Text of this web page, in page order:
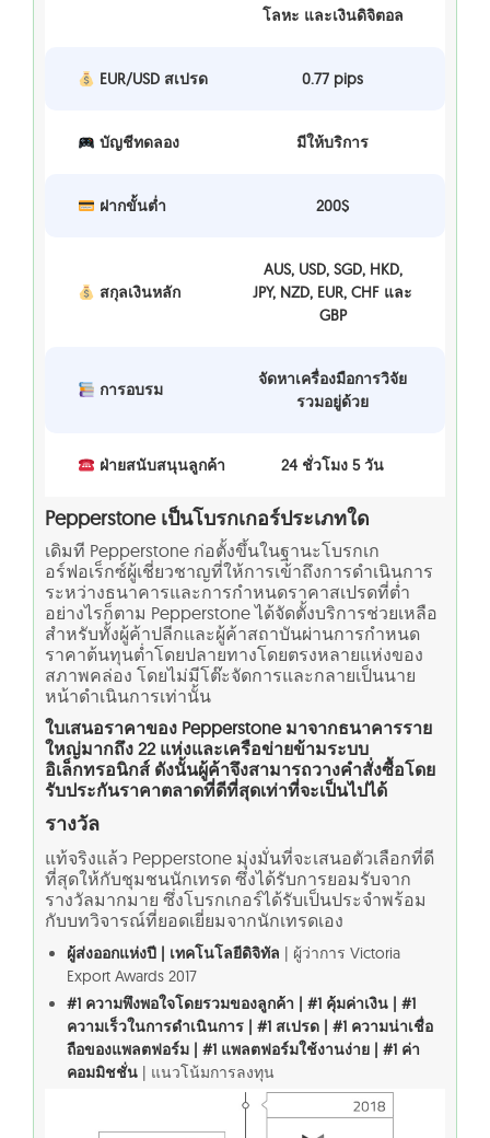
โลหะ และเงินดิจิตอล
EUR/USD สเปรด 0.77 pips
บัญชีทดลอง มีให้บริการ
ฝากขั้นต่ำ 200$
สกุลเงินหลัก
AUS, USD, SGD, HKD,
JPY, NZD, EUR, CHF และ
GBP
การอบรม
จัดหาเครื่องมือการวิจัย
รวมอยู่ด้วย
ฝ่ายสนับสนุนลูกค้า 24 ชั่วโมง 5 วัน
Pepperstone เป็นโบรกเกอร์ประเภทใด
เดิมที Pepperstone ก่อตั้งขึ้นในฐานะโบรกเก
อร์ฟอเร็กซ์ผู้เชี่ยวชาญที่ให้การเข้าถึงการดำเนินการ
ระหว่างธนาคารและการกำหนดราคาสเปรดที่ต่ำ
อย่างไรก็ตาม Pepperstone ได้จัดตั้งบริการช่วยเหลือ
สำหรับทั้งผู้ค้าปลีกและผู้ค้าสถาบันผ่านการกำหนด
ราคาต้นทุนต่ำโดยปลายทางโดยตรงหลายแห่งของ
สภาพคล่อง โดยไม่มีโต๊ะจัดการและกลายเป็นนาย
หน้าดำเนินการเท่านั้น
ใบเสนอราคาของ Pepperstone มาจากธนาคารราย
ใหญ่มากถึง 22 แห่งและเครือข่ายข้ามระบบ
อิเล็กทรอนิกส์ ดังนั้นผู้ค้าจึงสามารถวางคำสั่งซื้อโดย
รับประกันราคาตลาดที่ดีที่สุดเท่าที่จะเป็นไปได้
รางวัล
แท้จริงแล้ว Pepperstone มุ่งมั่นที่จะเสนอตัวเลือกที่ดี
ที่สุดให้กับชุมชนนักเทรด ซึ่งได้รับการยอมรับจาก
รางวัลมากมาย ซึ่งโบรกเกอร์ได้รับเป็นประจำพร้อม
กับบทวิจารณ์ที่ยอดเยี่ยมจากนักเทรดเอง
ผู้ส่งออกแห่งปี | เทคโนโลยีดิจิทัล | ผู้ว่าการ Victoria
Export Awards 2017
#1 ความพึงพอใจโดยรวมของลูกค้า | #1 คุ้มค่าเงิน | #1
ความเร็วในการดำเนินการ | #1 สเปรด | #1 ความน่าเชื่อ
ถือของแพลตฟอร์ม | #1 แพลตฟอร์มใช้งานง่าย | #1 ค่า
คอมมิชชั่น | แนวโน้มการลงทุน